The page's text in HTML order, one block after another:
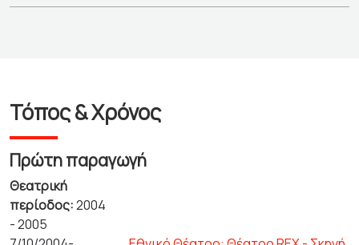
Τόπος & Χρόνος
Πρώτη παραγωγή
Θεατρική
περίοδος:2004
- 2005